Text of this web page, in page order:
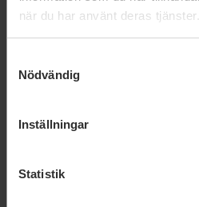
när du har använt deras tjänster.
Nödvändig
Inställningar
Statistik
Skåne, 26 januari 2023